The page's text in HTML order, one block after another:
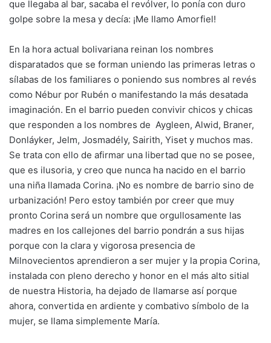
que llegaba al bar, sacaba el revólver, lo ponía con duro
golpe sobre la mesa y decía: ¡Me llamo Amorfiel!
En la hora actual bolivariana reinan los nombres
disparatados que se forman uniendo las primeras letras o
sílabas de los familiares o poniendo sus nombres al revés
como Nébur por Rubén o manifestando la más desatada
imaginación. En el barrio pueden convivir chicos y chicas
que responden a los nombres de Aygleen, Alwid, Braner,
Donláyker, Jelm, Josmadély, Sairith, Yiset y muchos mas.
Se trata con ello de afirmar una libertad que no se posee,
que es ilusoria, y creo que nunca ha nacido en el barrio
una niña llamada Corina. ¡No es nombre de barrio sino de
urbanización! Pero estoy también por creer que muy
pronto Corina será un nombre que orgullosamente las
madres en los callejones del barrio pondrán a sus hijas
porque con la clara y vigorosa presencia de
Milnovecientos aprendieron a ser mujer y la propia Corina,
instalada con pleno derecho y honor en el más alto sitial
de nuestra Historia, ha dejado de llamarse así porque
ahora, convertida en ardiente y combativo símbolo de la
mujer, se llama simplemente María.